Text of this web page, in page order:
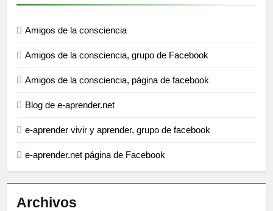
Amigos de la consciencia
Amigos de la consciencia, grupo de Facebook
Amigos de la consciencia, página de facebook
Blog de e-aprender.net
e-aprender vivir y aprender, grupo de facebook
e-aprender.net página de Facebook
Archivos